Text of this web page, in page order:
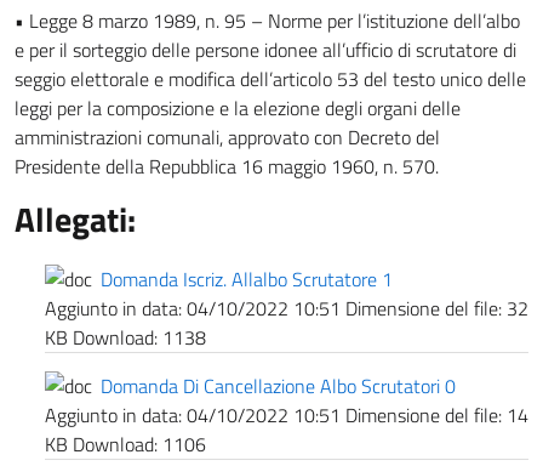
• Legge 8 marzo 1989, n. 95 – Norme per l’istituzione dell’albo
e per il sorteggio delle persone idonee all’ufficio di scrutatore di
seggio elettorale e modifica dell’articolo 53 del testo unico delle
leggi per la composizione e la elezione degli organi delle
amministrazioni comunali, approvato con Decreto del
Presidente della Repubblica 16 maggio 1960, n. 570.
Allegati:
Domanda Iscriz. Allalbo Scrutatore 1
Aggiunto in data:04/10/2022 10:51 Dimensione del file: 32
KB Download: 1138
Domanda Di Cancellazione Albo Scrutatori 0
Aggiunto in data:04/10/2022 10:51 Dimensione del file: 14
KB Download: 1106